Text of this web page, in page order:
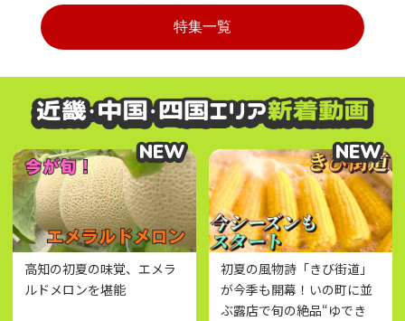
特集一覧
高知の初夏の味覚、エメラ
ルドメロンを堪能
NEW
NEW
初夏の風物詩「きび街道」
が今季も開幕！いの町に並
ぶ露店で旬の絶品“ゆでき
NEW
NEW